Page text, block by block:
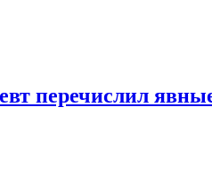
перечислил